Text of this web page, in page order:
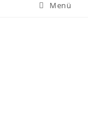
Menü